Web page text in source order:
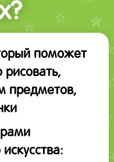
поможет
рисовать,
предметов,